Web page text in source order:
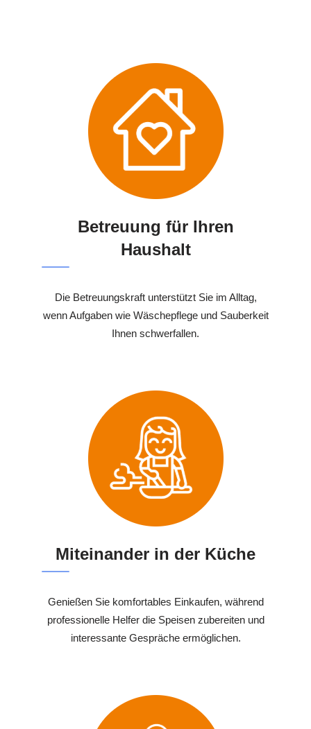
Betreuung für Ihren
Haushalt
Die Betreuungskraft unterstützt Sie im Alltag,
wenn Aufgaben wie Wäschepflege und Sauberkeit
Ihnen schwerfallen.
Miteinander in der Küche
Genießen Sie komfortables Einkaufen, während
professionelle Helfer die Speisen zubereiten und
interessante Gespräche ermöglichen.